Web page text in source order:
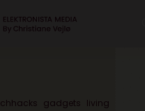
gadgets living